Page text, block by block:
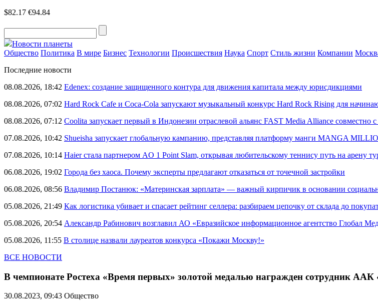
$82.17 €94.84
Новости планеты
Общество Политика В мире Бизнес Технологии Происшествия Наука Спорт Стиль жизни Компании
Последние новости
08.08.2026, 18:42 Edenex: создание защищенного контура для движения капитала между юрисдикциями
08.08.2026, 07:02 Hard Rock Cafe и Coca-Cola запускают музыкальный конкурс Hard Rock Rising для
08.08.2026, 07:12 Coolita запускает первый в Индонезии отраслевой альянс FAST Media Alliance
07.08.2026, 10:42 Shueisha запускает глобальную кампанию, представляя платформу манги MANGA
07.08.2026, 10:14 Haier стала партнером AO 1 Point Slam, открывая любительскому теннису путь на арену
06.08.2026, 19:02 Города без хаоса. Почему эксперты предлагают отказаться от точечной застройки
06.08.2026, 08:56 Владимир Постанюк: «Материнская зарплата» — важный кирпичик в основании
05.08.2026, 21:49 Как логистика убивает и спасает рейтинг селлера: разбираем цепочку от склада до
05.08.2026, 20:54 Александр Рабинович возглавил АО «Евразийское информационное агентство Глобал
05.08.2026, 11:55 В столице назвали лауреатов конкурса «Покажи Москву!»
ВСЕ НОВОСТИ
В чемпионате Ростеха «Время первых» золотой медалью награжден сотрудник ААК
30.08.2023, 09:43 Общество